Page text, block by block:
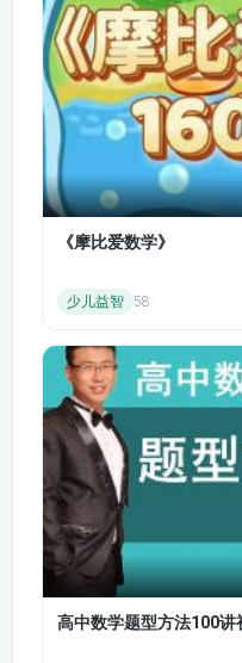
理；认识有机高分子
专题 9 金属与人类文明
第一单元 金属的冶炼
存在形式；掌握常见
电解法等；理解金属
第二单元 探究铁及其
性质和用途；了解铁
第三单元 金属材料的
见金属材料的应用和发
课程目录：
专题6.1.1 化学反应速率
专题6.1.2 影响化学反应速率
专题6.1.3 化学反应限度
专题6.1.4 化学平衡状态
专题6.2.1 放热反应与吸热
专题6.2.2 燃料燃烧释放的
《摩比爱数学》
少儿益智 58
高中数学题型方法100讲